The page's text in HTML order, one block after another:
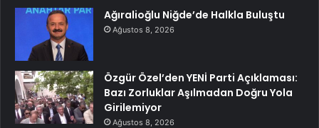
Ağıralioğlu Niğde’de Halkla Buluştu
Ağustos 8, 2026
Özgür Özel’den YENİ Parti Açıklaması:
Bazı Zorluklar Aşılmadan Doğru Yola
Girilemiyor
Ağustos 8, 2026